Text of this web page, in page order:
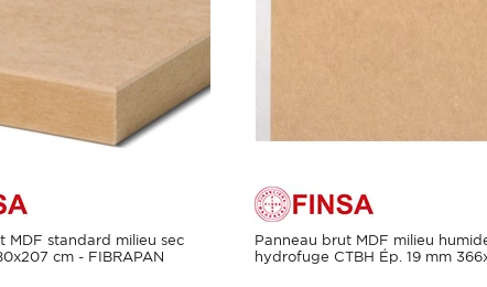
MDF standard milieu sec
cm - FIBRAPAN
Panneau brut MDF milieu
hydrofuge CTBH Ép. 19 mm